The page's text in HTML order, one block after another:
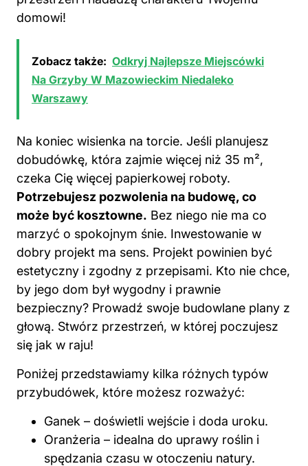
domowi!
Zobacz także: Odkryj Najlepsze Miejscówki
Na Grzyby W Mazowieckim Niedaleko
Warszawy
Na koniec wisienka na torcie. Jeśli planujesz
dobudówkę, która zajmie więcej niż 35 m²,
czeka Cię więcej papierkowej roboty.
Potrzebujesz pozwolenia na budowę, co
może być kosztowne. Bez niego nie ma co
marzyć o spokojnym śnie. Inwestowanie w
dobry projekt ma sens. Projekt powinien być
estetyczny i zgodny z przepisami. Kto nie chce,
by jego dom był wygodny i prawnie
bezpieczny? Prowadź swoje budowlane plany z
głową. Stwórz przestrzeń, w której poczujesz
się jak w raju!
Poniżej przedstawiamy kilka różnych typów
przybudówek, które możesz rozważyć:
Ganek – doświetli wejście i doda uroku.
Oranżeria – idealna do uprawy roślin i
spędzania czasu w otoczeniu natury.